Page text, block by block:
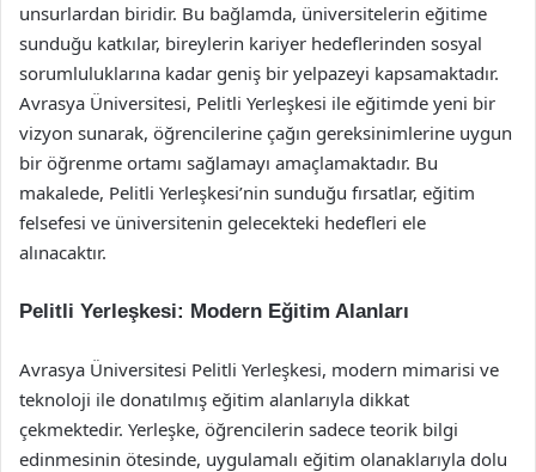
unsurlardan biridir. Bu bağlamda, üniversitelerin eğitime
sunduğu katkılar, bireylerin kariyer hedeflerinden sosyal
sorumluluklarına kadar geniş bir yelpazeyi kapsamaktadır.
Avrasya Üniversitesi, Pelitli Yerleşkesi ile eğitimde yeni bir
vizyon sunarak, öğrencilerine çağın gereksinimlerine uygun
bir öğrenme ortamı sağlamayı amaçlamaktadır. Bu
makalede, Pelitli Yerleşkesi’nin sunduğu fırsatlar, eğitim
felsefesi ve üniversitenin gelecekteki hedefleri ele
alınacaktır.
Pelitli Yerleşkesi: Modern Eğitim Alanları
Avrasya Üniversitesi Pelitli Yerleşkesi, modern mimarisi ve
teknoloji ile donatılmış eğitim alanlarıyla dikkat
çekmektedir. Yerleşke, öğrencilerin sadece teorik bilgi
edinmesinin ötesinde, uygulamalı eğitim olanaklarıyla dolu